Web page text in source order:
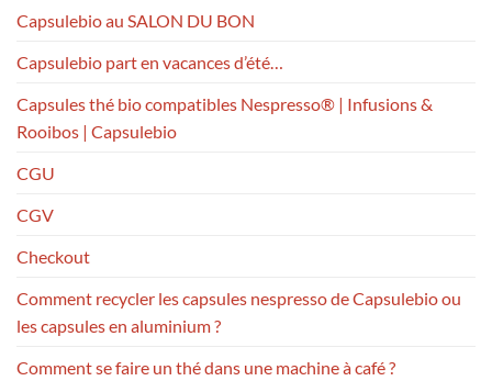
Capsulebio au SALON DU BON
Capsulebio part en vacances d’été…
Capsules thé bio compatibles Nespresso® | Infusions &
Rooibos | Capsulebio
CGU
CGV
Checkout
Comment recycler les capsules nespresso de Capsulebio ou
les capsules en aluminium ?
Comment se faire un thé dans une machine à café ?